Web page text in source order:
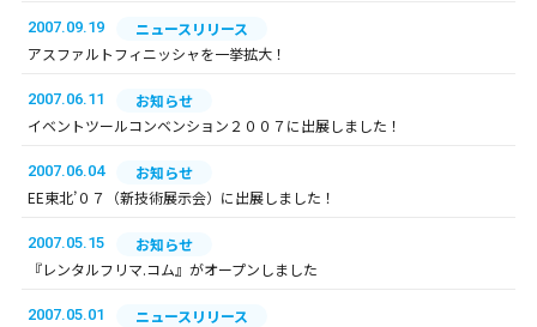
2007.09.19
ニュースリリース
アスファルトフィニッシャを一挙拡大！
2007.06.11
お知らせ
イベントツールコンベンション２００７に出展しました！
2007.06.04
お知らせ
EE東北’０７（新技術展示会）に出展しました！
2007.05.15
お知らせ
『レンタルフリマ.コム』がオープンしました
2007.05.01
ニュースリリース